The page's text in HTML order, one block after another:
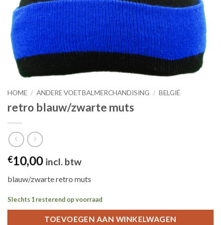
HOME / ANDERE VOETBALMERCHANDISING / BELGIË
retro blauw/zwarte muts
€10,00 incl. btw
blauw/zwarte retro muts
Slechts 1 resterend op voorraad
TOEVOEGEN AAN WINKELWAGEN